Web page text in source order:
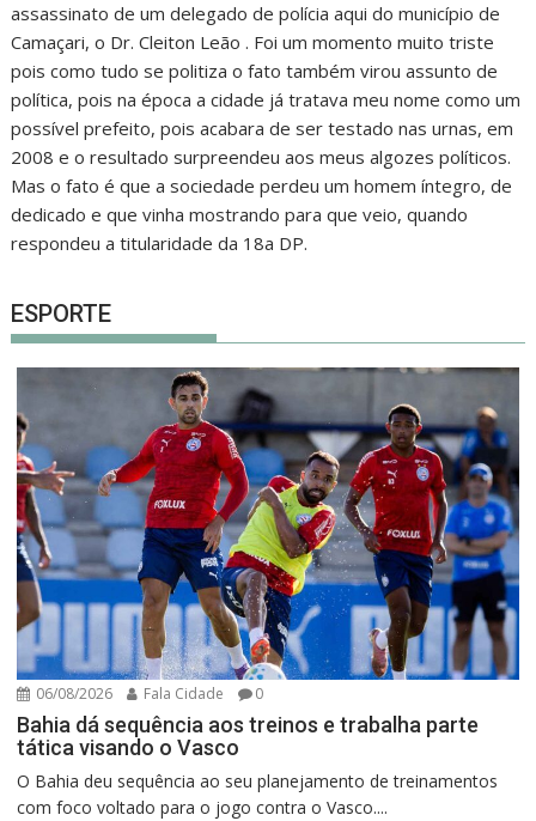
assassinato de um delegado de polícia aqui do município de
Camaçari, o Dr. Cleiton Leão . Foi um momento muito triste
pois como tudo se politiza o fato também virou assunto de
política, pois na época a cidade já tratava meu nome como um
possível prefeito, pois acabara de ser testado nas urnas, em
2008 e o resultado surpreendeu aos meus algozes políticos.
Mas o fato é que a sociedade perdeu um homem íntegro, de
dedicado e que vinha mostrando para que veio, quando
respondeu a titularidade da 18a DP.
ESPORTE
06/08/2026 Fala Cidade 0
Bahia dá sequência aos treinos e trabalha parte
tática visando o Vasco
O Bahia deu sequência ao seu planejamento de treinamentos
com foco voltado para o jogo contra o Vasco....